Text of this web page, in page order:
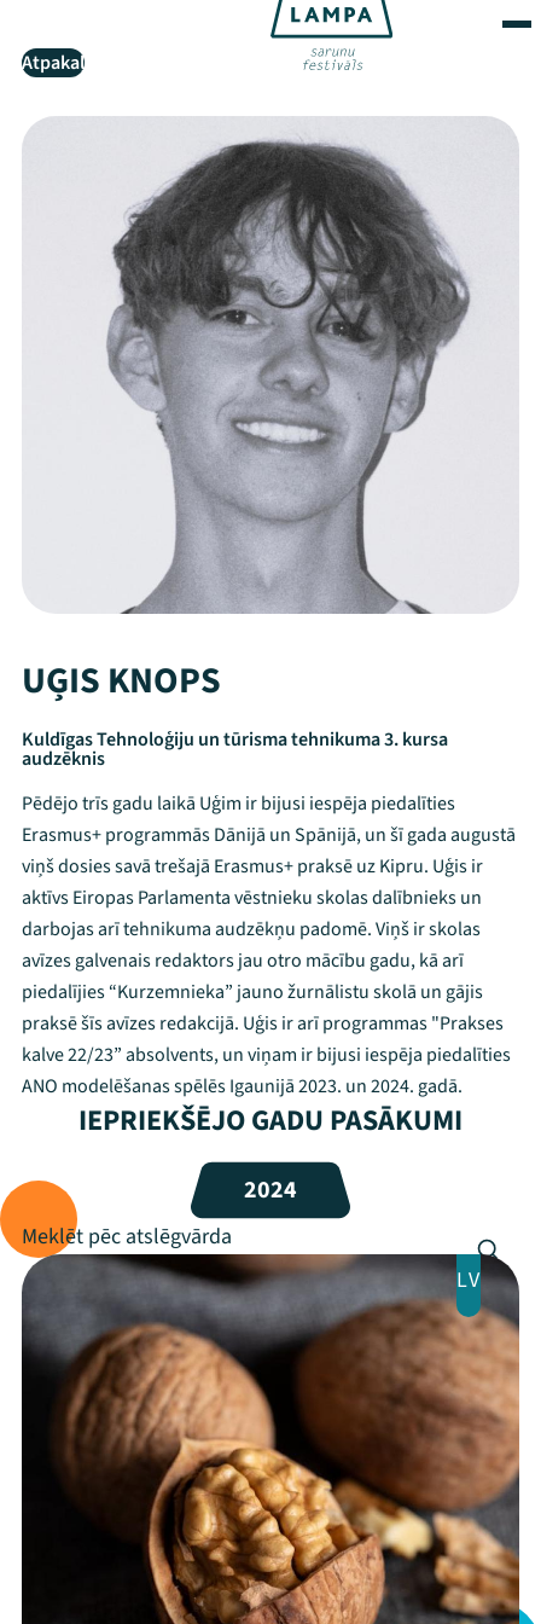
Mana programma
Festivāls
Programma
Arhīvs
Viņi bija LAMPĀ 2026
Jaunumi
Ziedo
Veikals
Kontakti
Atpakaļ
UĢIS KNOPS
Kuldīgas Tehnoloģiju un tūrisma tehnikuma 3. kursa
audzēknis
Pēdējo trīs gadu laikā Uģim ir bijusi iespēja piedalīties
Erasmus+ programmās Dānijā un Spānijā, un šī gada augustā
viņš dosies savā trešajā Erasmus+ praksē uz Kipru. Uģis ir
aktīvs Eiropas Parlamenta vēstnieku skolas dalībnieks un
darbojas arī tehnikuma audzēkņu padomē. Viņš ir skolas
avīzes galvenais redaktors jau otro mācību gadu, kā arī
piedalījies “Kurzemnieka” jauno žurnālistu skolā un gājis
praksē šīs avīzes redakcijā. Uģis ir arī programmas "Prakses
kalve 22/23” absolvents, un viņam ir bijusi iespēja piedalīties
ANO modelēšanas spēlēs Igaunijā 2023. un 2024. gadā.
IEPRIEKŠĒJO GADU PASĀKUMI
2024
LV